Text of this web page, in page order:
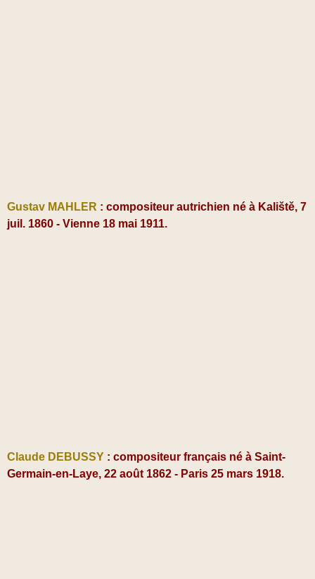
Gustav MAHLER : compositeur autrichien né à Kaliště, 7
juil. 1860 - Vienne 18 mai 1911.
Claude DEBUSSY : compositeur français né à Saint-
Germain-en-Laye, 22 août 1862 - Paris 25 mars 1918.